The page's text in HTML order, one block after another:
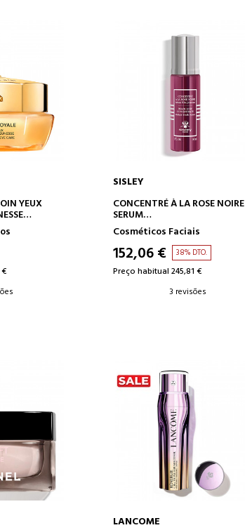
YEUX
ADICIONAR AO CARRINHO
SISLEY
CONCENTRÉ À LA ROSE NOIRE
SERUM
SORO PARA TRATAMENTO
INTENSIVO
Cosméticos Faciais
152,06 € 38% DTO.
Preço habitual 245,81 €
3 revisões
LANCOME